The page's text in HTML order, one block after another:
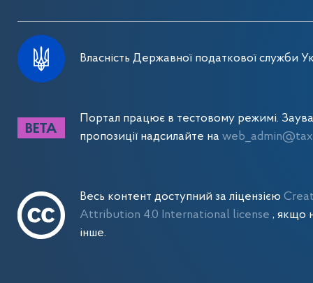
Власність Державної податкової служби
Портал працює в тестовому режимі.
пропозиції надсилайте на
Весь контент доступний за ліцензією
Attribution 4.0 International license, якщо
інше.